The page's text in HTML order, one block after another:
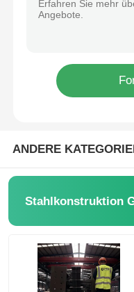
Stahlstrukturbüro
Mehrstöckige
Industrielle
Stahlkonstruktion
Vorgefertigte
ANDERE
Stahlkonstruktion